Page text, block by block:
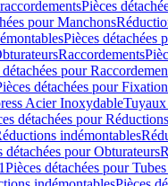
Pièces
pour Manchons
Pièces détachées
Raccordements
détachées pour
détachées pour
Acier InoxydableTuyaux
détachées pour Réductions
indémontables
détachées pour Obturateurs
Pièces détachées pour